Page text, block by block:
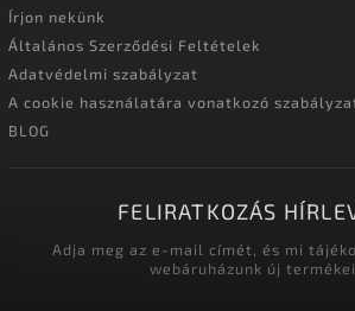
Írjon nekünk
Általános Szerződési Feltételek
Adatvédelmi szabályzat
A cookie használatára vonatkozó
BLOG
FELIRATKOZÁS
Adja meg az e-mail címét, és mi
webáruházunk új